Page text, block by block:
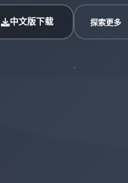
中文版下载 探索更多